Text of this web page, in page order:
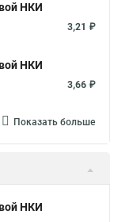
НКИ
3,21 ₽
НКИ
3,66 ₽
Показать больше
НКИ